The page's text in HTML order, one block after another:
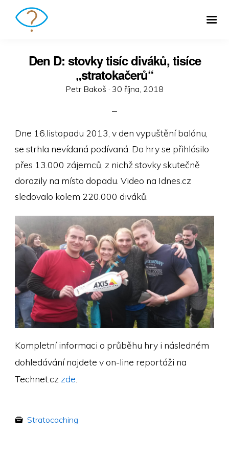
Den D: stovky tisíc diváků, tisíce
„stratokačerů“
Petr Bakoš · Posted
30 října, 2018
Dne 16.listopadu 2013, v den vypuštění balónu,
se strhla nevídaná podívaná. Do hry se přihlásilo
přes 13.000 zájemců, z nichž stovky skutečně
dorazily na místo dopadu. Video na Idnes.cz
sledovalo kolem 220.000 diváků.
Kompletní informaci o průběhu hry i následném
dohledávání najdete v on-line reportáži na
Technet.cz zde
Stratocaching